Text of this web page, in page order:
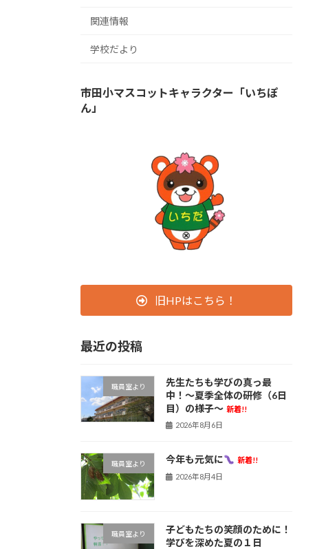
関連情報
学校だより
市田小マスコットキャラクター「いちぽ
ん」
旧HPはこちら！
最近の投稿
職員室より
先生たちも学びの真っ最
中！〜夏季全体の研修（6日
目）の様子〜 新着!!
2026年8月6日
職員室より 今年も元気に
新着!!
2026年8月4日
職員室より
子どもたちの笑顔のために！
学びを深めた夏の１日